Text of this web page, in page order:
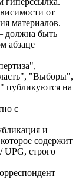
от
материалов.
должна быть
абзаце
"Выборы",
публикуются на
с
и
содержит
строго